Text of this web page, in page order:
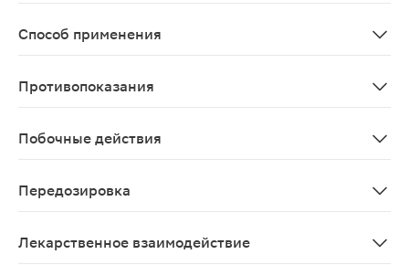
Способ применения
Противопоказания
Побочные действия
Передозировка
Лекарственное взаимодействие